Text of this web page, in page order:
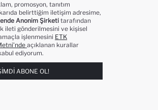
promosyon, tanıtım
belirttiğim iletişim adresime,
Anonim Şirketi tarafından
ileti gönderilmesini ve kişisel
işlenmesini ETK
açıklanan kurallar
ediyorum.
ABONE OL!